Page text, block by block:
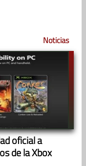
Noticias
oficial a
de la Xbox